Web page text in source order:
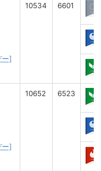
ー]
10534 6601
ー]
10652 6523